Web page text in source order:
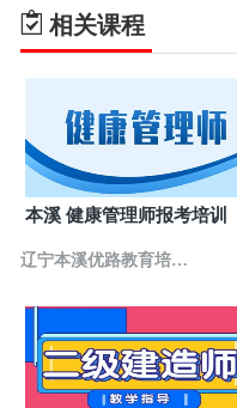
辽宁省营口市站前区万
辽宁丹东优路教
辽宁省丹东市振兴区
B座1807-1808室
8 辽宁鞍山优路教
辽宁省鞍山市铁东区
9 辽宁盘锦优路教
1221-1222室
辽宁省锦州市古塔区
（原万成大厦）
11 辽宁大连优路教
辽宁省大连市沙河口
相关课程
本溪 健康管理师报考培训
辽宁本溪优路教育培训
学校